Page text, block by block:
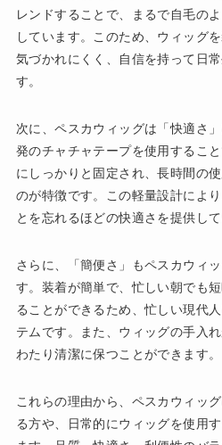
レンドすることで、まるで自毛の
しています。このため、ウィッグ
気づかれにくく、自信を持って日
す。
次に、ペスカウィッグは「快適さ
発のチャチャテープを使用するこ
にしっかりと固定され、長時間の
のが特徴です。この軽量設計によ
とを忘れるほどの快適さを提供して
さらに、「簡便さ」もペスカウィ
す。装着が簡単で、忙しい朝でも
ることができるため、忙しい現代
テムです。また、ウィッグの手入
わたり清潔に保つことができます。
これらの理由から、ペスカウィッ
る方や、日常的にウィッグを使用